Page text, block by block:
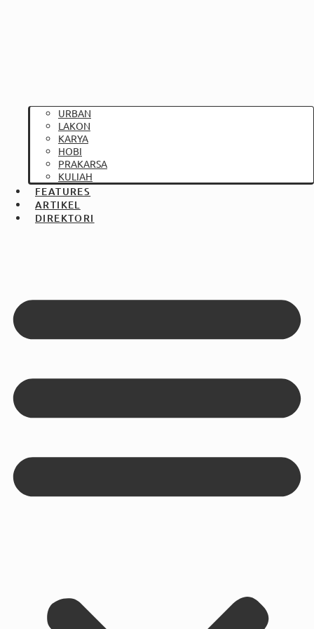
URBAN
LAKON
KARYA
HOBI
PRAKARSA
KULIAH
FEATURES
ARTIKEL
DIREKTORI